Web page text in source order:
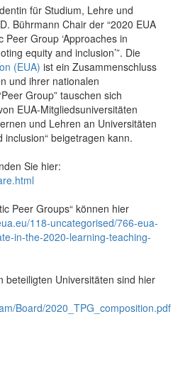
für Studium, Lehre und
Bührmann Chair der “2020 EUA
Group ‘Approaches in
equity and inclusion’”. Die
(EUA) ist ein Zusammenschluss
und ihrer nationalen
Group” tauschen sich
EUA-Mitgliedsuniversitäten
und Lehren an Universitäten
beigetragen kann.
Sie hier:
Peer Groups“ können hier
118-uncategorised/766-eua-
in-the-2020-learning-teaching-
beteiligten Universitäten sind hier
Board/2020_TPG_composition.pdf